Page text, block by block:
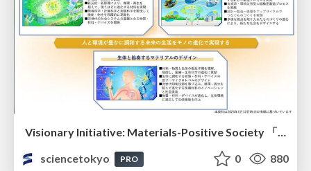
Visionary Initiative: Materials-Positive Society 「モノの進化をポジティブな社会の原動力に」｜Science Tokyo（東京科学大学）
sciencetokyo
PRO 0 880